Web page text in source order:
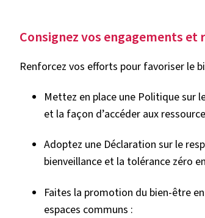
Consignez vos engagements et
Renforcez vos efforts pour favoriser le
Mettez en place une Politique sur
et la façon d’accéder aux
Adoptez une Déclaration sur le
bienveillance et la tolérance zéro
Faites la promotion du bien-être
espaces communs :